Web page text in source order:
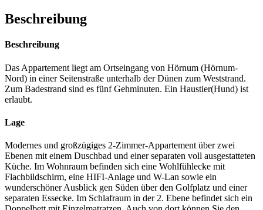
Beschreibung
Beschreibung
Das Appartement liegt am Ortseingang von Hörnum (Hörnum-
Nord) in einer Seitenstraße unterhalb der Dünen zum Weststrand.
Zum Badestrand sind es fünf Gehminuten. Ein Haustier(Hund) ist
erlaubt.
Lage
Modernes und großzügiges 2-Zimmer-Appartement über zwei
Ebenen mit einem Duschbad und einer separaten voll ausgestatteten
Küche. Im Wohnraum befinden sich eine Wohlfühlecke mit
Flachbildschirm, eine HIFI-Anlage und W-Lan sowie ein
wunderschöner Ausblick gen Süden über den Golfplatz und einer
separaten Essecke. Im Schlafraum in der 2. Ebene befindet sich ein